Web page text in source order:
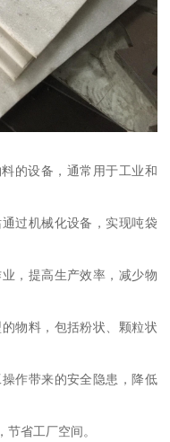
的设备，通常用于工业和
过机械化设备，实现吨袋
，提高生产效率，减少物
物料，包括粉状、颗粒状
作带来的安全隐患，降低
省工厂空间。